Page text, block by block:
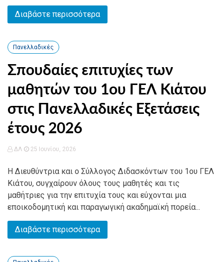
Διαβάστε περισσότερα
Πανελλαδικές
Σπουδαίες επιτυχίες των
μαθητών του 1ου ΓΕΛ Κιάτου
στις Πανελλαδικές Εξετάσεις
έτους 2026
ΔΛ 25 Ιουνίου, 2026
Η Διευθύντρια και ο Σύλλογος Διδασκόντων του 1ου ΓΕΛ
Κιάτου, συγχαίρουν όλους τους μαθητές και τις
μαθήτριες για την επιτυχία τους και εύχονται μια
εποικοδομητική και παραγωγική ακαδημαϊκή πορεία...
Διαβάστε περισσότερα